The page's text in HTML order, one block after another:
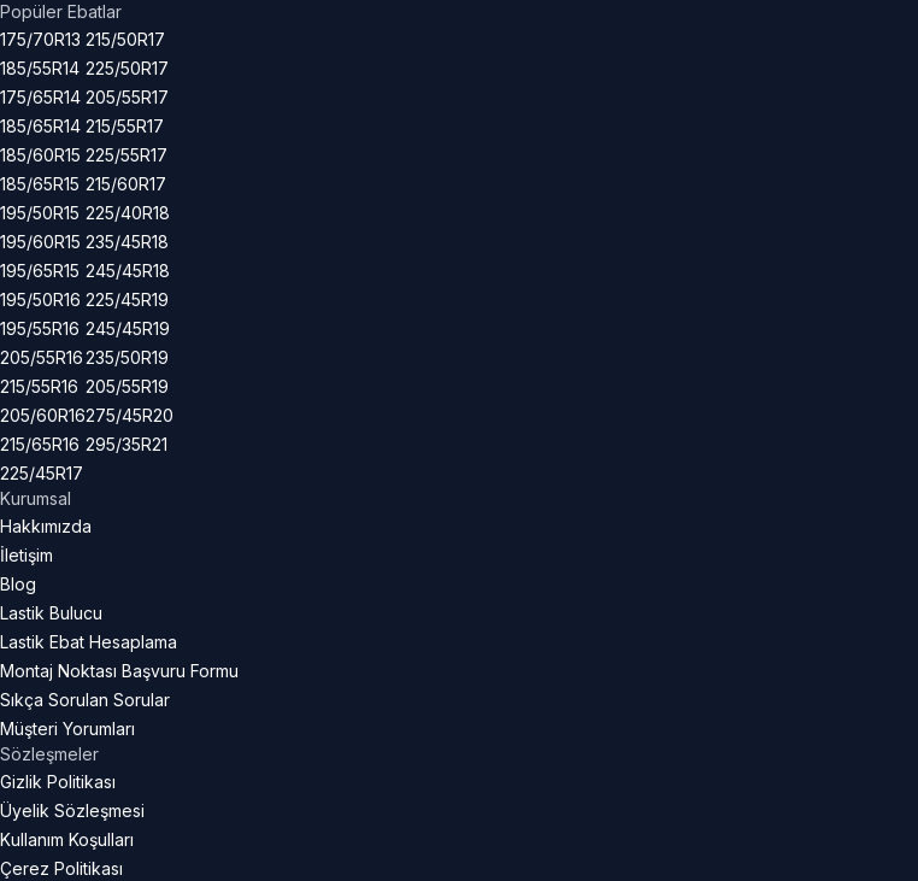
Popüler Ebatlar
175/70R13
185/55R14
175/65R14
185/65R14
185/60R15
185/65R15
195/50R15
195/60R15
195/65R15
195/50R16
195/55R16
205/55R16
215/55R16
205/60R16
215/65R16
225/45R17
215/50R17
225/50R17
205/55R17
215/55R17
225/55R17
215/60R17
225/40R18
235/45R18
245/45R18
225/45R19
245/45R19
235/50R19
205/55R19
275/45R20
295/35R21
Kurumsal
Hakkımızda
İletişim
Blog
Lastik Bulucu
Lastik Ebat Hesaplama
Montaj Noktası Başvuru Formu
Sıkça Sorulan Sorular
Müşteri Yorumları
Sözleşmeler
Gizlik Politikası
Üyelik Sözleşmesi
Kullanım Koşulları
Çerez Politikası